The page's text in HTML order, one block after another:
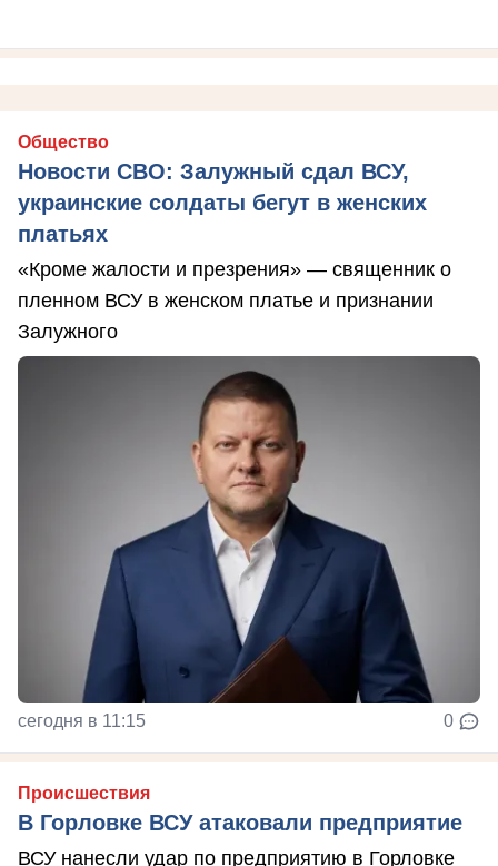
Общество
Новости СВО: Залужный сдал ВСУ,
украинские солдаты бегут в женских
платьях
«Кроме жалости и презрения» — священник о
пленном ВСУ в женском платье и признании
Залужного
сегодня в 11:15 0
Происшествия
В Горловке ВСУ атаковали предприятие
ВСУ нанесли удар по предприятию в Горловке